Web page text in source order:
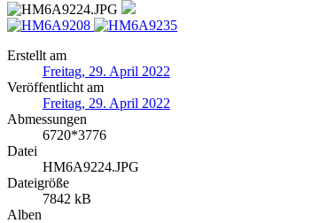
Erstellt am
Freitag, 29. April 2022
Veröffentlicht am
Freitag, 29. April 2022
Abmessungen
6720*3776
Datei
HM6A9224.JPG
Dateigröße
7842 kB
Alben